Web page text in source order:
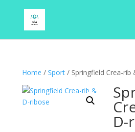
Home / Sport/ Springfield Crea-rib
D-